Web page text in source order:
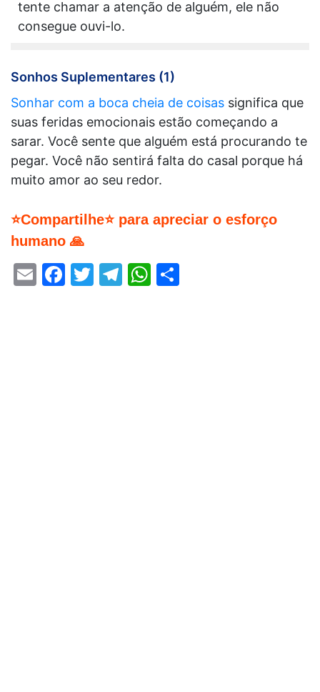
tente chamar a atenção de alguém, ele não
consegue ouvi-lo.
Sonhos Suplementares (1)
Sonhar com a boca cheia de coisas significa que
suas feridas emocionais estão começando a
sarar. Você sente que alguém está procurando te
pegar. Você não sentirá falta do casal porque há
muito amor ao seu redor.
⭐Compartilhe⭐ para apreciar o esforço
humano 🙏
EmailFacebook
Twitter
Telegram
WhatsApp